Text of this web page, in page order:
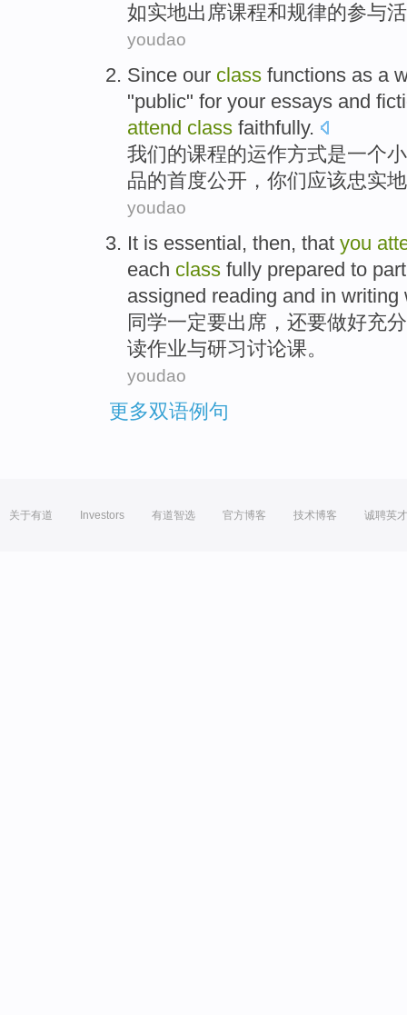
如实地出席课程和规律的参与
youdao
Since our class functions as a
"public" for your essays and
attend class faithfully.
我们的课程的运作方式是一个
品的首度公开 ， 你们应该忠实地
youdao
It is essential, then, that you
each class fully prepared to
assigned reading and in writing
同学一定要出席 ，还要做好充分
读作业与研习讨论课。
youdao
更多双语例句
关于有道 Investors 有道智选 官方博客 技术博客 诚聘英才